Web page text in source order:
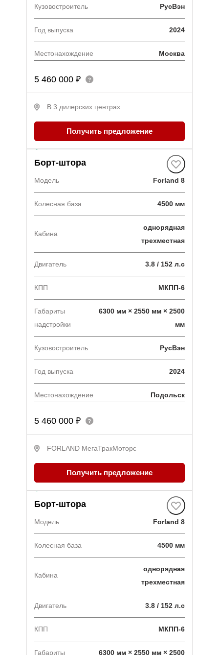
Кузовостроитель РусВэн
Год выпуска 2024
Местонахождение Москва
5 460 000 ₽
В 3 дилерских центрах
Получить предложение
В наличии·1 авто
Борт-штора
Модель Forland 8
Колесная база 4500 мм
Кабина
однорядная
трехместная
Двигатель 3.8 / 152 л.с
КПП МКПП-6
Габариты
надстройки
6300 мм × 2550 мм × 2500
мм
Кузовостроитель РусВэн
Год выпуска 2024
Местонахождение Подольск
5 460 000 ₽
FORLAND МегаТракМоторc
Получить предложение
В наличии·1 авто
Борт-штора
Модель Forland 8
Колесная база 4500 мм
Кабина
однорядная
трехместная
Двигатель 3.8 / 152 л.с
КПП МКПП-6
Габариты 6300 мм × 2550 мм × 2500